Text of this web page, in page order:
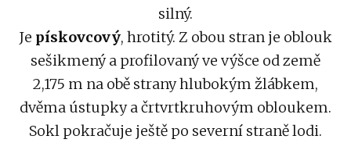
silný.
Je pískovcový, hrotitý. Z obou stran je oblouk
sešikmený a profilovaný ve výšce od země
2,175 m na obě strany hlubokým žlábkem,
dvěma ústupky a črtvrtkruhovým obloukem.
Sokl pokračuje ještě po severní straně lodi.